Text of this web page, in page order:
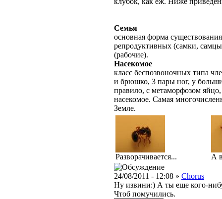
Семья
основная форма
репродуктивных (самки,
(рабочие).
Насекомое
класс беспозвоночных типа
и брюшко, 3 пары ног, у
правило, с метаморфозом
насекомое. Самая
Земле.
Разворачивается... А
24/08/2011 - 12:08 » Chorus
Ну извини:) А ты еще кого-
Чтоб помучились.